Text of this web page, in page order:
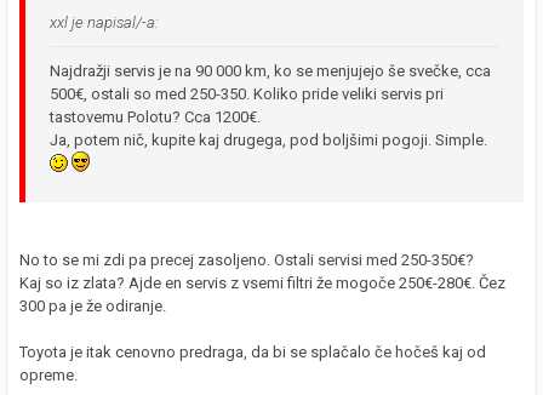
xxl je napisal/-a:
Najdražji servis je na 90 000 km, ko se menjujejo še svečke, cca
500€, ostali so med 250-350. Koliko pride veliki servis pri
tastovemu Polotu? Cca 1200€.
Ja, potem nič, kupite kaj drugega, pod boljšimi pogoji. Simple.
No to se mi zdi pa precej zasoljeno. Ostali servisi med 250-350€?
Kaj so iz zlata? Ajde en servis z vsemi filtri že mogoče 250€-280€. Čez
300 pa je že odiranje.
Toyota je itak cenovno predraga, da bi se splačalo če hočeš kaj od
opreme.